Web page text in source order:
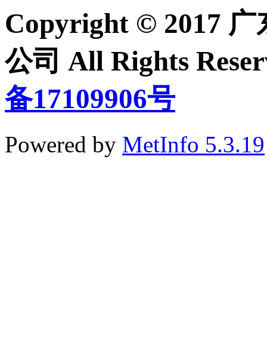
Copyright © 2017
公司 All Rights
备17109906号
Powered by MetInfo 5.3.19